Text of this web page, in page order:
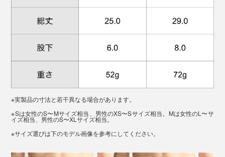
表面は、鹿の子編みのようなデコボコした編み地。肌と
の接地面積が少なく、肌に張り付くことがありません。
このデコボコには、「空気を溜める」と「汗を逃す」効
よく伸びるニット素材のため、S／Mの2サイズで、男女
ともたいていの体型をカバー。
その挑戦の最中、「ポリエステルが再生できる技術があ
る」ことがわかり、そちらの挑戦にシフト。当時、使用
前後面裏がないので、履く時にどっちが前かを確認する
ことなく、手にとったまま履けばいいのも気に入ってい
肌に食い込むことなく、冬は温かく、夏はムレず、寝て
も動いても快適に過ごせる。そして、「捨てない未来の
実現」という理念のもと、使用済み繊維からの再生ポリ
※実製品の寸法と若干異なる場合があります。
※Sは女性のS〜Mサイズ相当、男性のXS〜Sサイズ相当。Mは女性のL〜サ
イズ相当、男性のS〜XLサイズ相当。
※サイズ選びは下のモデル画像を参考にしてください。